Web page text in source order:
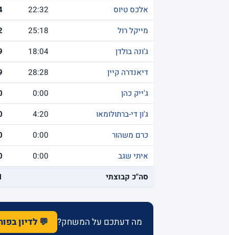
אלכס טיוס
22:32
מייקל רול
25:18
ג'ונה בולדן
18:04
דיאנדרה קיין
28:28
ג'ייק כהן
0:00
ג'ון די-ברתולומאו
4:20
כרם משהור
0:00
איתי שגב
0:00
סה"כ קבוצתי
מה דעתכם על המשחק? 💬 לדיון